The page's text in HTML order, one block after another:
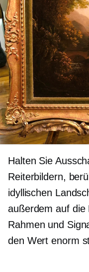
Halten Sie
Reiterbildern,
idyllischen
außerdem auf die
Rahmen und
den Wert enorm